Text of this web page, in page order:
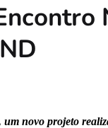
um novo projeto